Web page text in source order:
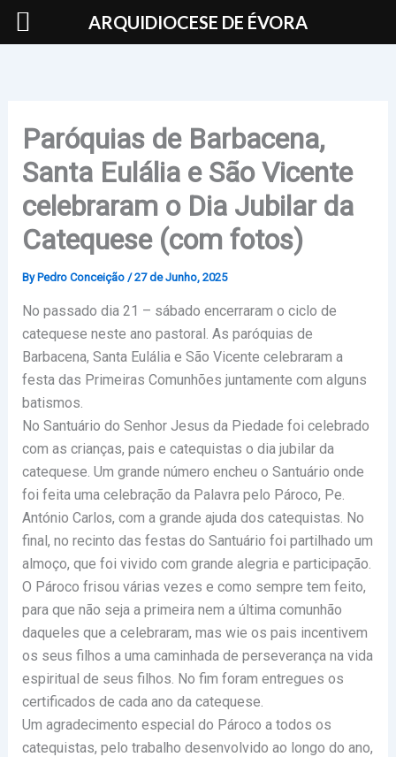
Skip
Paróquias de Barbacena,
Santa Eulália e São Vicente
celebraram o Dia Jubilar da
Catequese (com fotos)
By Pedro Conceição /27 de Junho, 2025
No passado dia 21 – sábado encerraram o ciclo de
catequese neste ano pastoral. As paróquias de
Barbacena, Santa Eulália e São Vicente celebraram a
festa das Primeiras Comunhões juntamente com alguns
batismos.
No Santuário do Senhor Jesus da Piedade foi celebrado
com as crianças, pais e catequistas o dia jubilar da
catequese. Um grande número encheu o Santuário onde
foi feita uma celebração da Palavra pelo Pároco, Pe.
António Carlos, com a grande ajuda dos catequistas. No
final, no recinto das festas do Santuário foi partilhado um
almoço, que foi vivido com grande alegria e participação.
O Pároco frisou várias vezes e como sempre tem feito,
para que não seja a primeira nem a última comunhão
daqueles que a celebraram, mas wie os pais incentivem
os seus filhos a uma caminhada de perseverança na vida
espiritual de seus filhos. No fim foram entregues os
certificados de cada ano da catequese.
Um agradecimento especial do Pároco a todos os
catequistas, pelo trabalho desenvolvido ao longo do ano,
ARQUIDIOCESE DE ÉVORA